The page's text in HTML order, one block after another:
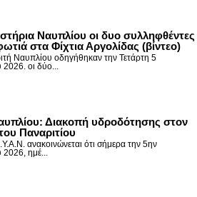
Ναυπλίου οι δυο συλληφθέντες
στα Φίχτια Αργολίδας (βίντεο)
Ναυπλίου οδηγήθηκαν την Τετάρτη 5
οι δύο...
Διακοπή υδροδότησης στον
Παναριτίου
ανακοινώνεται ότι σήμερα την 5ην
2026, ημέ...